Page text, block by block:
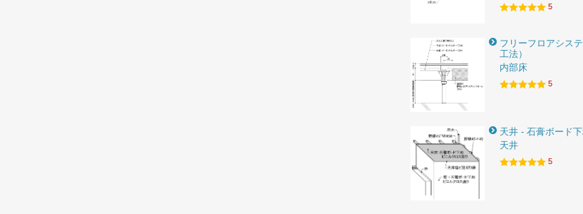
5
フリーフロアシス
工法）
内部床
5
天井 - 石膏ボード
天井
5